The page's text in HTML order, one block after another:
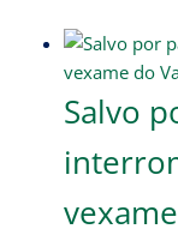
Salvo